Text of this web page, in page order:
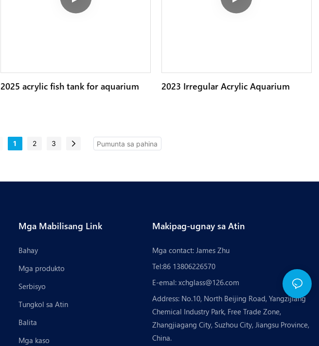
2025 acrylic fish tank for aquarium 2023 Irregular Acrylic Aquarium
1 2 3
Mga Mabilisang Link
Bahay
Mga produkto
Serbisyo
Tungkol sa Atin
Balita
Mga kaso
Makipag-ugnay sa Atin
Mga contact: James Zhu
Tel:86 13806226570
E-emal: xchglass@126.com
Address: No.10, North Beijing Road, Yangzijiang
Chemical Industry Park, Free Trade Zone,
Zhangjiagang City, Suzhou City, Jiangsu Province,
China.